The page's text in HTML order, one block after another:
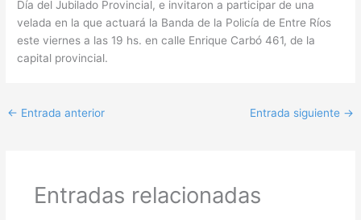
Día del Jubilado Provincial, e invitaron a participar de una
velada en la que actuará la Banda de la Policía de Entre Ríos
este viernes a las 19 hs. en calle Enrique Carbó 461, de la
capital provincial.
← Entrada anterior Entrada siguiente →
Entradas relacionadas